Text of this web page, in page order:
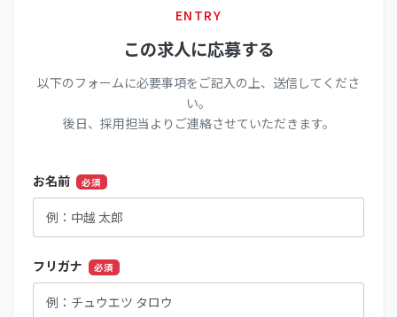
ENTRY
この求人に応募する
以下のフォームに必要事項をご記入の上、送信してくださ
い。
後日、採用担当よりご連絡させていただきます。
お名前 必須
フリガナ 必須